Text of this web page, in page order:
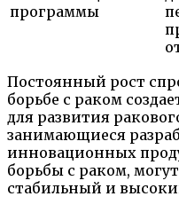
программы
Постоянный рост
борьбе с раком
для развития
занимающиеся
инновационных
борьбы с раком,
стабильный и